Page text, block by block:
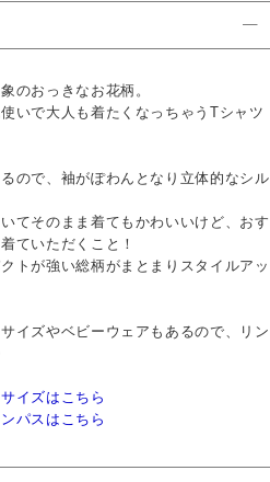
のおっきなお花柄。
いで大人も着たくなっちゃうTシャツ
ので、袖がぽわんとなり立体的なシル
てそのまま着てもかわいいけど、おす
ていただくこと！
トが強い総柄がまとまりスタイルアッ
イズやベビーウェアもあるので、リン
イズはこちら
パスはこちら